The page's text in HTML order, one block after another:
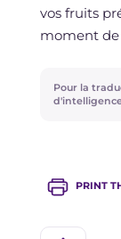
vos fruits
moment
de pain et
deviendra
Pour la
PRINT